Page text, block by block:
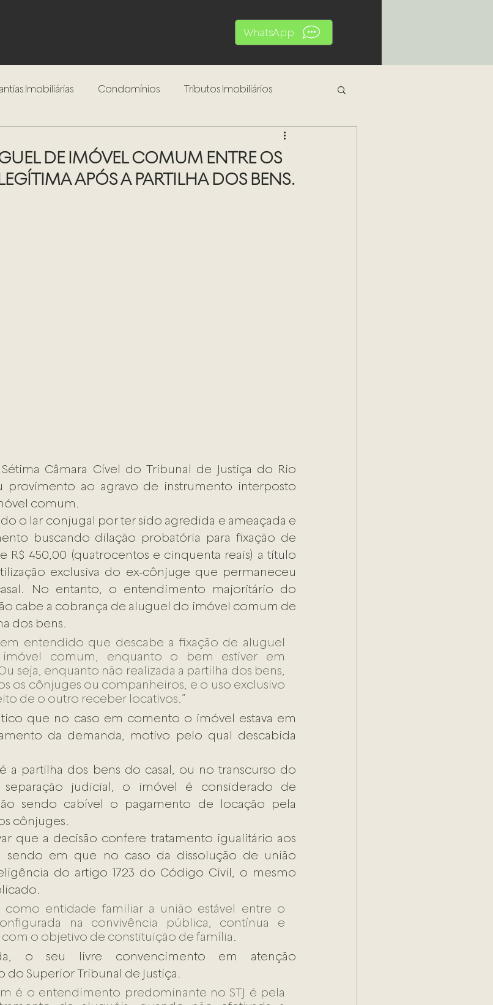
WhatsApp
Imobiliárias Condomínios Tributos Imobiliários
de Imóveis Locação de Imóveis
DE IMÓVEL COMUM ENTRE OS
APÓS A PARTILHA DOS BENS.
Câmara Cível do Tribunal de Justiça do Rio
provimento ao agravo de instrumento interposto
comum.
o lar conjugal por ter sido agredida e ameaçada e
buscando dilação probatória para fixação de
450,00 (quatrocentos e cinquenta reais) a título
exclusiva do ex-cônjuge que permaneceu
No entanto, o entendimento majoritário do
cabe a cobrança de aluguel do imóvel comum de
dos bens.
entendido que descabe a fixação de aluguel
comum, enquanto o bem estiver em
seja, enquanto não realizada a partilha dos bens,
os cônjuges ou companheiros, e o uso exclusivo
de o outro receber locativos.”
que no caso em comento o imóvel estava em
da demanda, motivo pelo qual descabida
a partilha dos bens do casal, ou no transcurso do
judicial, o imóvel é considerado de
sendo cabível o pagamento de locação pela
cônjuges.
que a decisão confere tratamento igualitário aos
sendo em que no caso da dissolução de união
do artigo 1723 do Código Civil, o mesmo
como entidade familiar a união estável entre o
na convivência pública, contínua e
o objetivo de constituição de família.
o seu livre convencimento em atenção
Superior Tribunal de Justiça.
é o entendimento predominante no STJ é pela